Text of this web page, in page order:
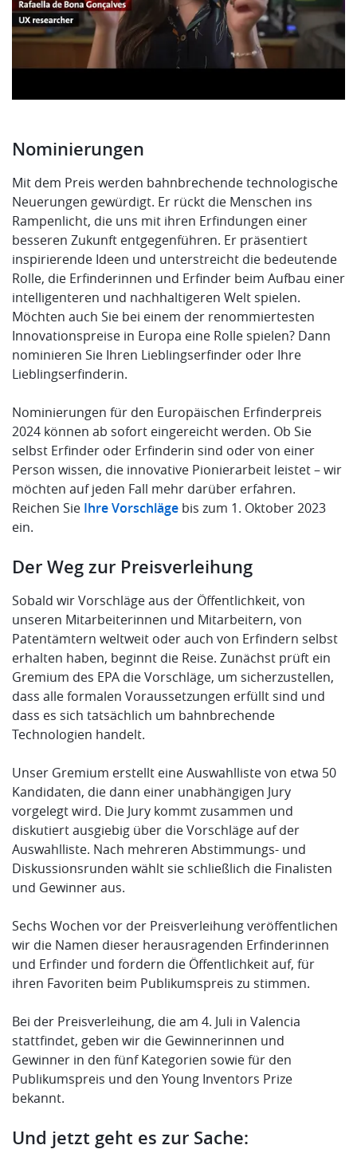
Nominierungen
Mit dem Preis werden bahnbrechende technologische
Neuerungen gewürdigt. Er rückt die Menschen ins
Rampenlicht, die uns mit ihren Erfindungen einer
besseren Zukunft entgegenführen. Er präsentiert
inspirierende Ideen und unterstreicht die bedeutende
Rolle, die Erfinderinnen und Erfinder beim Aufbau einer
intelligenteren und nachhaltigeren Welt spielen.
Möchten auch Sie bei einem der renommiertesten
Innovationspreise in Europa eine Rolle spielen? Dann
nominieren Sie Ihren Lieblingserfinder oder Ihre
Lieblingserfinderin.
Nominierungen für den Europäischen Erfinderpreis
2024 können ab sofort eingereicht werden. Ob Sie
selbst Erfinder oder Erfinderin sind oder von einer
Person wissen, die innovative Pionierarbeit leistet – wir
möchten auf jeden Fall mehr darüber erfahren.
Reichen Sie Ihre Vorschläge bis zum 1. Oktober 2023
ein.
Der Weg zur Preisverleihung
Sobald wir Vorschläge aus der Öffentlichkeit, von
unseren Mitarbeiterinnen und Mitarbeitern, von
Patentämtern weltweit oder auch von Erfindern selbst
erhalten haben, beginnt die Reise. Zunächst prüft ein
Gremium des EPA die Vorschläge, um sicherzustellen,
dass alle formalen Voraussetzungen erfüllt sind und
dass es sich tatsächlich um bahnbrechende
Technologien handelt.
Unser Gremium erstellt eine Auswahlliste von etwa 50
Kandidaten, die dann einer unabhängigen Jury
vorgelegt wird. Die Jury kommt zusammen und
diskutiert ausgiebig über die Vorschläge auf der
Auswahlliste. Nach mehreren Abstimmungs- und
Diskussionsrunden wählt sie schließlich die Finalisten
und Gewinner aus.
Sechs Wochen vor der Preisverleihung veröffentlichen
wir die Namen dieser herausragenden Erfinderinnen
und Erfinder und fordern die Öffentlichkeit auf, für
ihren Favoriten beim Publikumspreis zu stimmen.
Bei der Preisverleihung, die am 4. Juli in Valencia
stattfindet, geben wir die Gewinnerinnen und
Gewinner in den fünf Kategorien sowie für den
Publikumspreis und den Young Inventors Prize
bekannt.
Und jetzt geht es zur Sache: